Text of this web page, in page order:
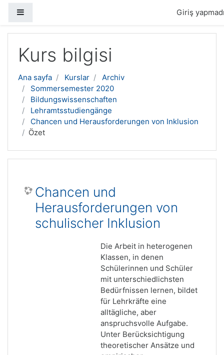
Giriş
Kurs bilgisi
Ana sayfa Kurslar
Archiv
Sommersemester 2020
Bildungswissenschaften
Lehramtsstudiengänge
Chancen und Herausforderungen von Inklusion
Özet
Chancen und
Herausforderungen von
schulischer Inklusion
Die Arbeit in heterogenen
Klassen, in denen
Schülerinnen und Schüler
mit unterschiedlichsten
Bedürfnissen lernen, bildet
für Lehrkräfte eine
alltägliche, aber
anspruchsvolle Aufgabe.
Unter Berücksichtigung
theoretischer Ansätze und